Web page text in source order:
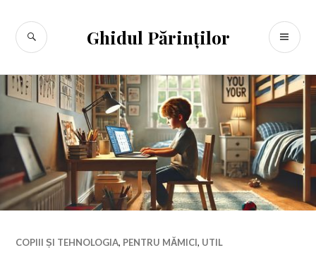
conținut
Ghidul Părinților
CĂUTARE
COPIII ȘI TEHNOLOGIA, PENTRU MĂMICI, UTIL